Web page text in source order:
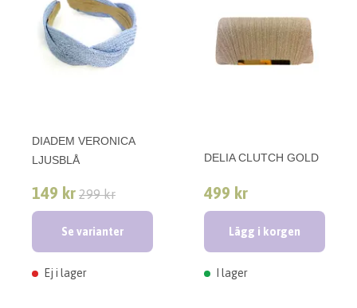
DIADEM VERONICA
LJUSBLÅ
149 kr 299 kr
Se varianter
Ej i lager
DELIA CLUTCH GOLD
499 kr
Lägg i korgen
I lager